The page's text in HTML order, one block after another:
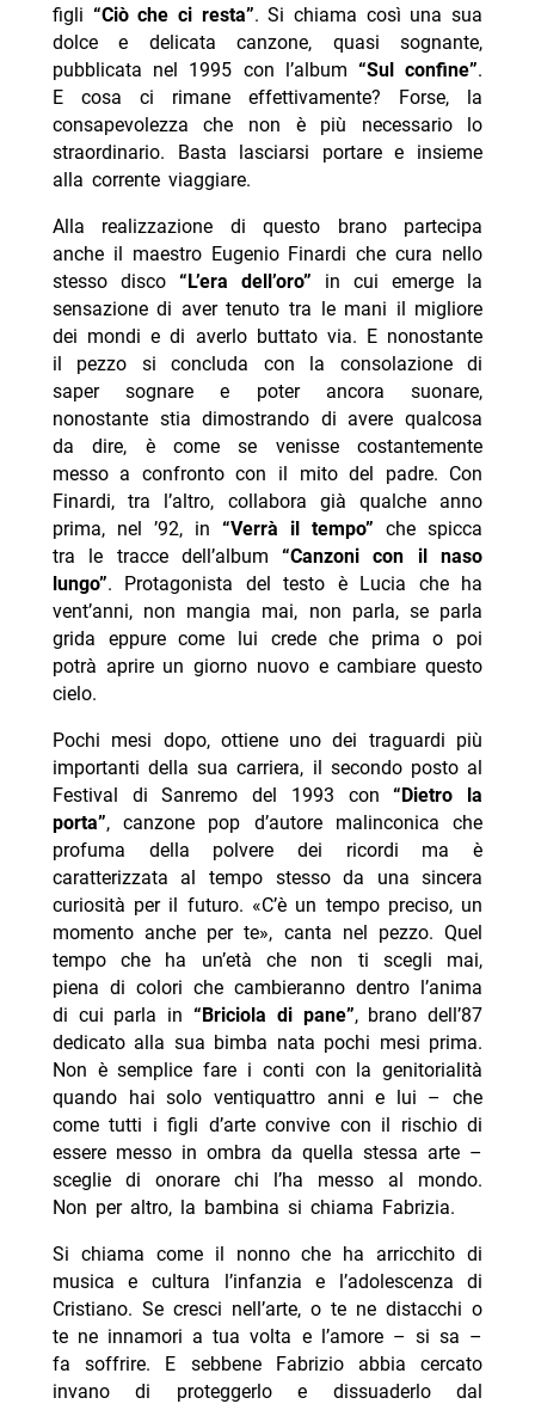
figli “Ciò che ci resta”. Si chiama così una sua
dolce e delicata canzone, quasi sognante,
pubblicata nel 1995 con l’album “Sul confine”.
E cosa ci rimane effettivamente? Forse, la
consapevolezza che non è più necessario lo
straordinario. Basta lasciarsi portare e insieme
alla corrente viaggiare.
Alla realizzazione di questo brano partecipa
anche il maestro Eugenio Finardi che cura nello
stesso disco “L’era dell’oro” in cui emerge la
sensazione di aver tenuto tra le mani il migliore
dei mondi e di averlo buttato via. E nonostante
il pezzo si concluda con la consolazione di
saper sognare e poter ancora suonare,
nonostante stia dimostrando di avere qualcosa
da dire, è come se venisse costantemente
messo a confronto con il mito del padre. Con
Finardi, tra l’altro, collabora già qualche anno
prima, nel ’92, in “Verrà il tempo” che spicca
tra le tracce dell’album“Canzoni con il naso
lungo”. Protagonista del testo è Lucia che ha
vent’anni, non mangia mai, non parla, se parla
grida eppure come lui crede che prima o poi
potrà aprire un giorno nuovo e cambiare questo
cielo.
Pochi mesi dopo, ottiene uno dei traguardi più
importanti della sua carriera, il secondo posto al
Festival di Sanremo del 1993 con“Dietro la
porta”, canzone pop d’autore malinconica che
profuma della polvere dei ricordi ma è
caratterizzata al tempo stesso da una sincera
curiosità per il futuro. «C’è un tempo preciso, un
momento anche per te», canta nel pezzo. Quel
tempo che ha un’età che non ti scegli mai,
piena di colori che cambieranno dentro l’anima
di cui parla in “Briciola di pane”, brano dell’87
dedicato alla sua bimba nata pochi mesi prima.
Non è semplice fare i conti con la genitorialità
quando hai solo ventiquattro anni e lui – che
come tutti i figli d’arte convive con il rischio di
essere messo in ombra da quella stessa arte –
sceglie di onorare chi l’ha messo al mondo.
Non per altro, la bambina si chiama Fabrizia.
Si chiama come il nonno che ha arricchito di
musica e cultura l’infanzia e l’adolescenza di
Cristiano. Se cresci nell’arte, o te ne distacchi o
te ne innamori a tua volta e l’amore – si sa –
fa soffrire. E sebbene Fabrizio abbia cercato
invano di proteggerlo e dissuaderlo dal